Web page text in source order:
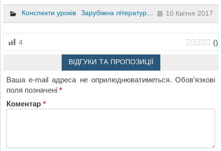
Конспекти уроків Зарубіжна література 9 клас10 Квітня 2017
4 ()
ВІДГУКИ ТА ПРОПОЗИЦІЇ
Ваша e-mail адреса не оприлюднюватиметься. Обов’язкові
поля позначені*
Коментар*